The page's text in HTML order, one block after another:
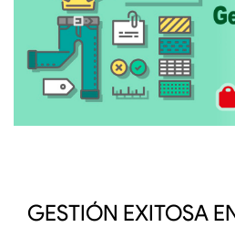
GESTIÓN EXITOSA